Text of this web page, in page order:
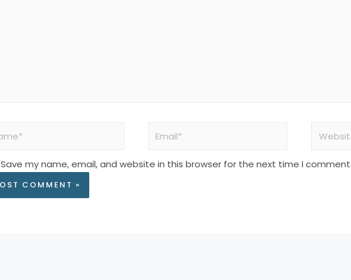
Save my name, email, and website in this browser for the next time I